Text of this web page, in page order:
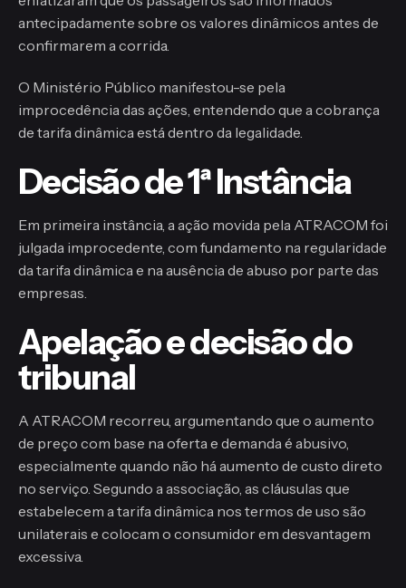
antecipadamente sobre os valores dinâmicos antes de
confirmarem a corrida.
O Ministério Público manifestou-se pela
improcedência das ações, entendendo que a cobrança
de tarifa dinâmica está dentro da legalidade.
Decisão de 1ª Instância
Em primeira instância, a ação movida pela ATRACOM foi
julgada improcedente, com fundamento na regularidade
da tarifa dinâmica e na ausência de abuso por parte das
empresas.
Apelação e decisão do
tribunal
A ATRACOM recorreu, argumentando que o aumento
de preço com base na oferta e demanda é abusivo,
especialmente quando não há aumento de custo direto
no serviço. Segundo a associação, as cláusulas que
estabelecem a tarifa dinâmica nos termos de uso são
unilaterais e colocam o consumidor em desvantagem
excessiva.